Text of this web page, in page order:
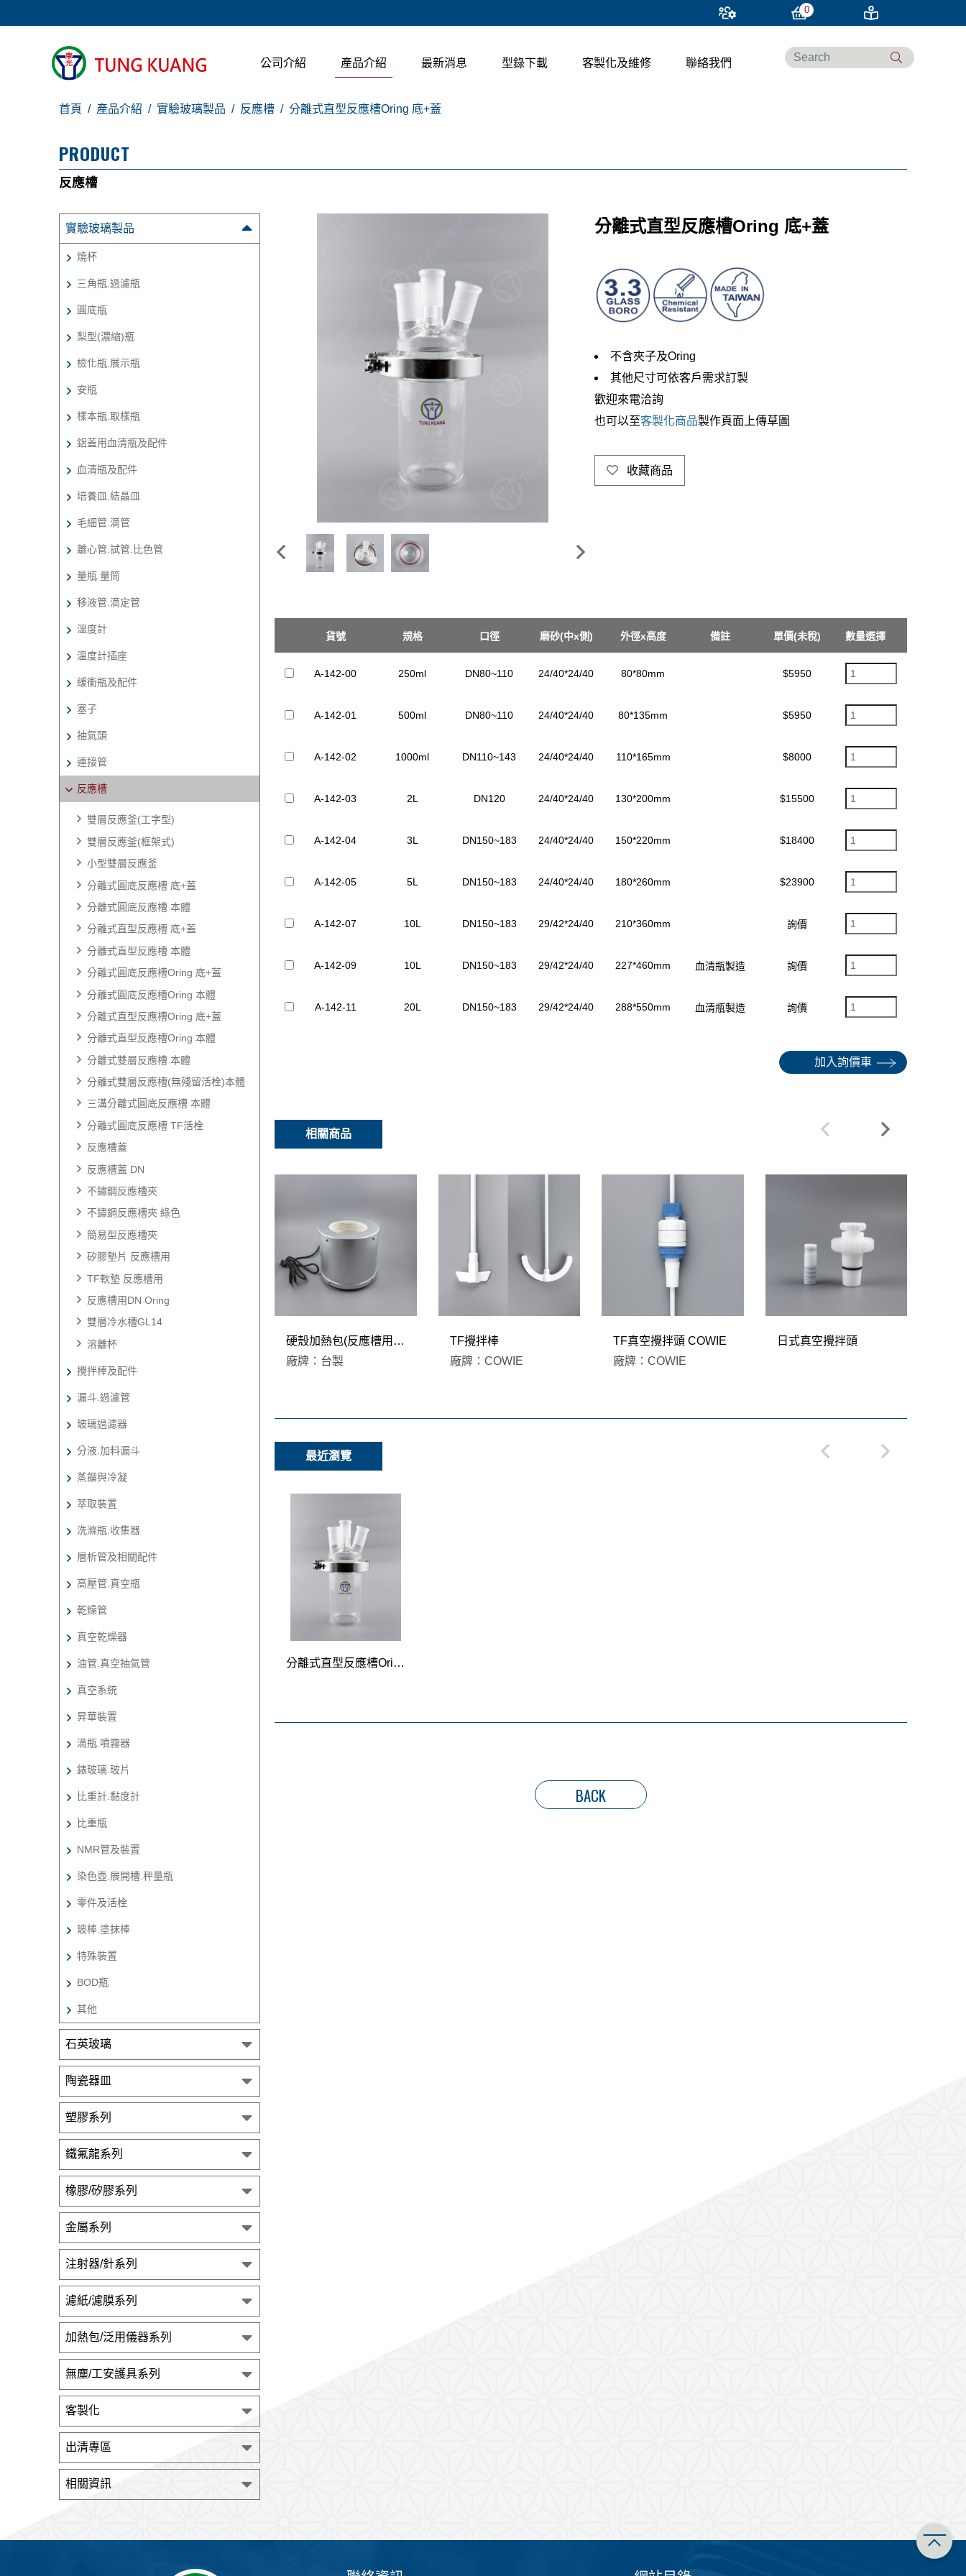
0
公司介紹 產品介紹 最新消息 型錄下載 客製化及維修 聯絡我們
首頁 產品介紹 實驗玻璃製品 反應槽 分離式直型反應槽Oring 底+蓋
PRODUCT
反應槽
實驗玻璃製品
燒杯
三角瓶.過濾瓶
圓底瓶
梨型(濃縮)瓶
檢化瓶.展示瓶
安瓶
樣本瓶.取樣瓶
鋁蓋用血清瓶及配件
血清瓶及配件
培養皿.結晶皿
毛細管.滴管
離心管.試管.比色管
量瓶.量筒
移液管.滴定管
溫度計
溫度計插座
緩衝瓶及配件
塞子
抽氣頭
連接管
反應槽
雙層反應釜(工字型)
雙層反應釜(框架式)
小型雙層反應釜
分離式圓底反應槽 底+蓋
分離式圓底反應槽 本體
分離式直型反應槽 底+蓋
分離式直型反應槽 本體
分離式圓底反應槽Oring 底+蓋
分離式圓底反應槽Oring 本體
分離式直型反應槽Oring 底+蓋
分離式直型反應槽Oring 本體
分離式雙層反應槽 本體
分離式雙層反應槽(無殘留活栓)本體
三溝分離式圓底反應槽 本體
分離式圓底反應槽 TF活栓
反應槽蓋
反應槽蓋 DN
不鏽鋼反應槽夾
不鏽鋼反應槽夾 綠色
簡易型反應槽夾
矽膠墊片 反應槽用
TF軟墊 反應槽用
反應槽用DN Oring
雙層冷水槽GL14
溶離杯
攪拌棒及配件
漏斗.過濾管
玻璃過濾器
分液.加料漏斗
蒸餾與冷凝
萃取裝置
洗滌瓶.收集器
層析管及相關配件
高壓管.真空瓶
乾燥管
真空乾燥器
油管.真空抽氣管
真空系統
昇華裝置
滴瓶.噴霧器
錶玻璃.玻片
比重計.黏度計
比重瓶
NMR管及裝置
染色壺.展開槽.秤量瓶
零件及活栓
玻棒.塗抹棒
特殊裝置
BOD瓶
其他
石英玻璃
陶瓷器皿
塑膠系列
鐵氟龍系列
橡膠/矽膠系列
金屬系列
注射器/針系列
濾紙/濾膜系列
加熱包/泛用儀器系列
無塵/工安護具系列
客製化
出清專區
相關資訊
分離式直型反應槽Oring 底+蓋
不含夾子及Oring
其他尺寸可依客戶需求訂製
歡迎來電洽詢
也可以至客製化商品製作頁面上傳草圖
收藏商品
貨號 規格 口徑 磨砂(中x側) 外徑x高度 備註 單價(未稅) 數量選擇
A-142-00 250ml DN80~110 24/40*24/40 80*80mm $5950
A-142-01 500ml DN80~110 24/40*24/40 80*135mm $5950
A-142-02 1000ml DN110~143 24/40*24/40 110*165mm $8000
A-142-03 2L DN120 24/40*24/40 130*200mm $15500
A-142-04 3L DN150~183 24/40*24/40 150*220mm $18400
A-142-05 5L DN150~183 24/40*24/40 180*260mm $23900
A-142-07 10L DN150~183 29/42*24/40 210*360mm 詢價
A-142-09 10L DN150~183 29/42*24/40 227*460mm 血清瓶製造 詢價
A-142-11 20L DN150~183 29/42*24/40 288*550mm 血清瓶製造 詢價
加入詢價車
相關商品
硬殼加熱包(反應槽用) 台製
廠牌：台製
TF攪拌棒
廠牌：COWIE
TF真空攪拌頭 COWIE
廠牌：COWIE
日式真空攪拌頭
最近瀏覽
分離式直型反應槽Oring 底+蓋
BACK